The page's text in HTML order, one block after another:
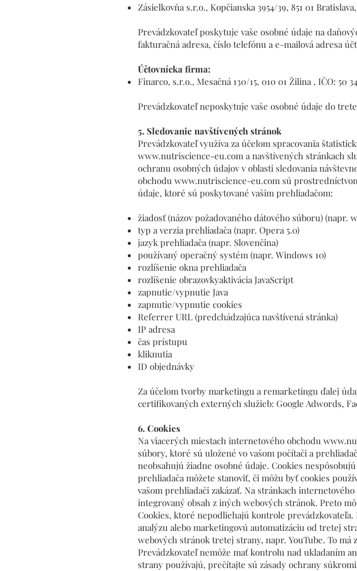
Zásielkovňa s.r.o., Kopčianska 3954/39, 851 01
Prevádzkovateľ poskytuje vaše osobné údaje na
fakturačná adresa, číslo telefónu a e-mailová adresa
Účtovnícka firma:
Finarco, s.r.o., Mesačná 130/15, 010 01 Žilina , IČO: 50
Prevádzkovateľ neposkytuje vaše osobné údaje do
5. Sledovanie navštívených stránok
Prevádzkovateľ využíva za účelom spracovania
www.nutriscience-eu.com a navštívených stránkach
ochranu osobných údajov v oblasti sledovania
obchodu www.nutriscience-eu.com sú
údaje, ktoré sú poskytované vašim prehliadačom:
žiadosť (názov požadovaného dátového súboru) (napr.
typ a verzia prehliadača (napr. Opera 5.0)
jazyk prehliadača (napr. Slovenčina)
používaný operačný systém (napr. Windows 10)
rozlíšenie okna prehliadača
rozlíšenie obrazovkyaktivácia JavaScript
zapnutie/vypnutie Java
zapnutie/vypnutie cookies
Referrer URL (predchádzajúca navštívená stránka)
IP adresa
čas prístupu
kliknutia
ID objednávky
Za účelom tvorby marketingu a remarketingu ďalej
certifikovaných externých služieb: Google Adwords,
6. Cookies
Na viacerých miestach internetového obchodu
súbory, ktoré sú uložené vo vašom počítači a
neobsahujú žiadne osobné údaje. Cookies
prehliadača môžete stanoviť, či môžu byť cookies
vašom prehliadači zakázať. Na stránkach
integrovaný obsah z iných webových stránok. Preto
Cookies, ktoré nepodliehajú kontrole
analýzu alebo marketingovú automatizáciu od tretej
webových stránok tretej strany, napr. YouTube. To
Prevádzkovateľ nemôže mať kontrolu nad ukladaním
strany používajú, prečítajte sú zásady ochrany